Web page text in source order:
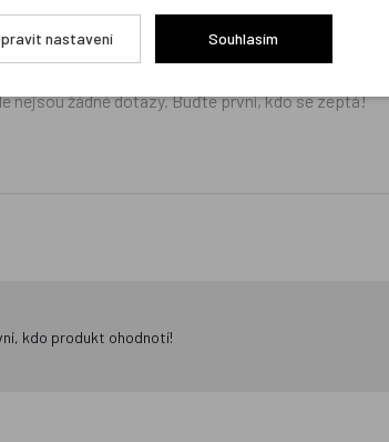
a stanoviska zákazníků. Provozovatel e-
nejsou žádné dotazy. Buďte první, kdo se zeptá!
kdo produkt ohodnotí!
nastavení Souhlasím